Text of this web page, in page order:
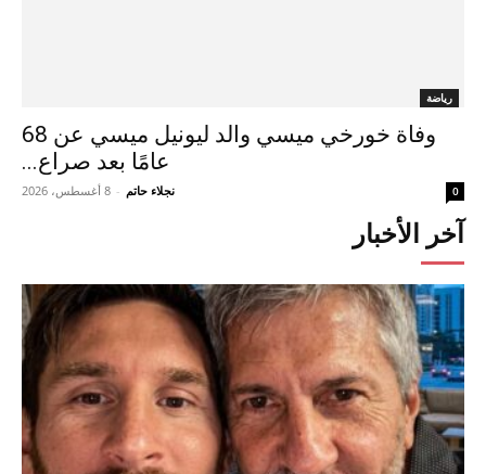
رياضة
وفاة خورخي ميسي والد ليونيل ميسي عن 68
عامًا بعد صراع...
نجلاء حاتم - 8 أغسطس، 2026 0
آخر الأخبار